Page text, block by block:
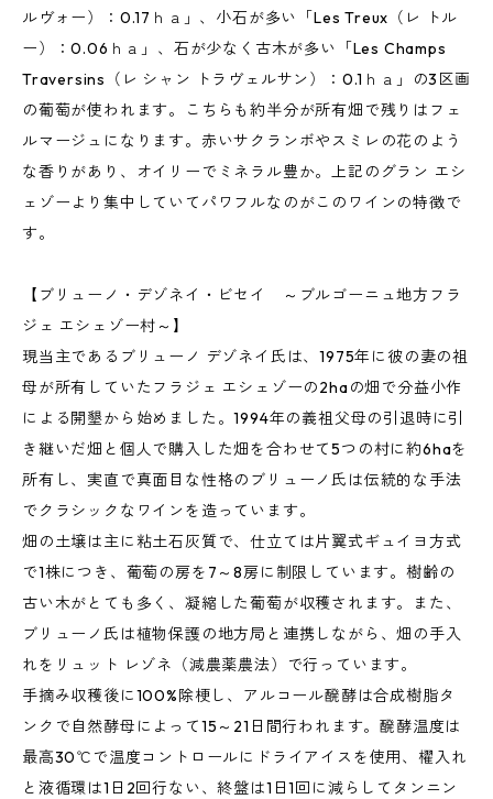
ルヴォー）：0.17ｈａ」、小石が多い「Les Treux（レ トル
ー）：0.06ｈａ」、石が少なく古木が多い「Les Champs
Traversins（レ シャン トラヴェルサン）：0.1ｈａ」の3区画
の葡萄が使われます。こちらも約半分が所有畑で残りはフェ
ルマージュになります。赤いサクランボやスミレの花のよう
な香りがあり、オイリーでミネラル豊か。上記のグラン エシ
ェゾーより集中していてパワフルなのがこのワインの特徴で
す。
【ブリューノ・デゾネイ・ビセイ ～ブルゴーニュ地方フラ
ジェ エシェゾー村～】
現当主であるブリューノ デゾネイ氏は、1975年に彼の妻の祖
母が所有していたフラジェ エシェゾーの2haの畑で分益小作
による開墾から始めました。1994年の義祖父母の引退時に引
き継いだ畑と個人で購入した畑を合わせて5つの村に約6haを
所有し、実直で真面目な性格のブリューノ氏は伝統的な手法
でクラシックなワインを造っています。
畑の土壌は主に粘土石灰質で、仕立ては片翼式ギュイヨ方式
で1株につき、葡萄の房を7～8房に制限しています。樹齢の
古い木がとても多く、凝縮した葡萄が収穫されます。また、
ブリューノ氏は植物保護の地方局と連携しながら、畑の手入
れをリュット レゾネ（減農薬農法）で行っています。
手摘み収穫後に100%除梗し、アルコール醗酵は合成樹脂タ
ンクで自然酵母によって15～21日間行われます。醗酵温度は
最高30℃で温度コントロールにドライアイスを使用、櫂入れ
と液循環は1日2回行ない、終盤は1日1回に減らしてタンニン